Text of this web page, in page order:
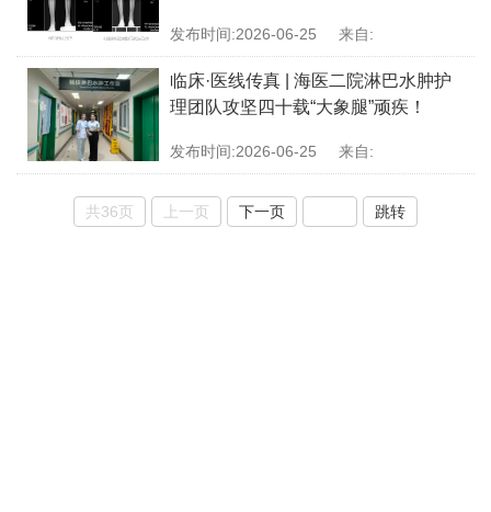
发布时间:2026-06-25 来自:
临床·医线传真 | 海医二院淋巴水肿护
理团队攻坚四十载“大象腿”顽疾！
发布时间:2026-06-25 来自:
共36页 上一页 下一页 跳转